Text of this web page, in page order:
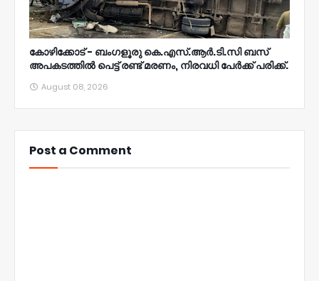
കോഴിക്കോട് - ബംഗളൂരു കെ.എസ്.ആർ.ടി.സി ബസ്
അപകടത്തിൽ പെട്ട് രണ്ട് മരണം, നിരവധി പേർക്ക് പരിക്ക്.
August 08, 2026
Post a Comment